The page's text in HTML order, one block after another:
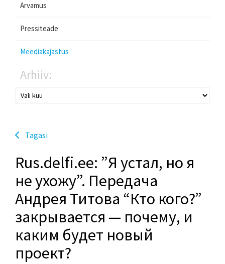
Arvamus
Pressiteade
Meediakajastus
Arhiiv:
Tagasi
Rus.delfi.ee: ”Я устал, но я
не ухожу”. Передача
Андрея Титова “Кто кого?”
закрывается — почему, и
каким будет новый
проект?